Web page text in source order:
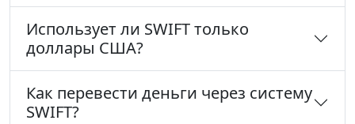
Использует ли SWIFT только
доллары США?
Как перевести деньги через систему
SWIFT?